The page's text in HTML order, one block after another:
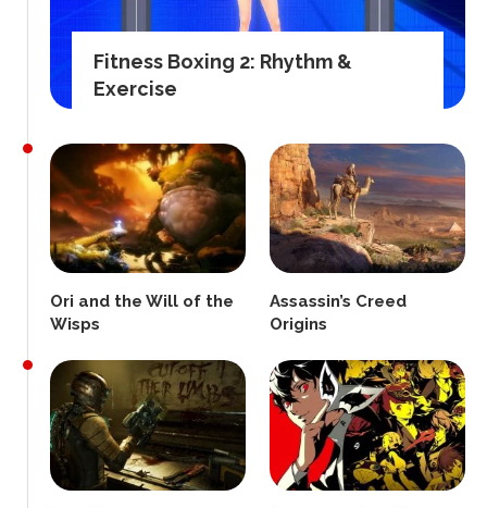
Fitness Boxing 2: Rhythm &
Exercise
Ori and the Will of the
Wisps
Assassin’s Creed
Origins